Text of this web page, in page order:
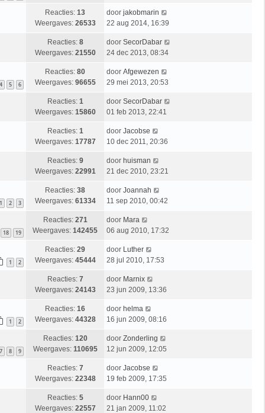
Reacties: 13
Weergaves: 26533
door jakobmarin
22 aug 2014, 16:39
Reacties: 8
Weergaves: 21550
door SecorDabar
24 dec 2013, 08:34
4 5 6
Reacties: 80
Weergaves: 96655
door Afgewezen
29 mei 2013, 20:53
Reacties: 1
Weergaves: 15860
door SecorDabar
01 feb 2013, 22:41
Reacties: 1
Weergaves: 17787
door Jacobse
10 dec 2011, 20:36
Reacties: 9
Weergaves: 22991
door huisman
21 dec 2010, 23:21
1 2 3
Reacties: 38
Weergaves: 61334
door Joannah
11 sep 2010, 00:42
18 19
Reacties: 271
Weergaves: 142455
door Mara
06 aug 2010, 17:32
1 2
Reacties: 29
Weergaves: 45444
door Luther
28 jul 2010, 17:53
Reacties: 7
Weergaves: 24143
door Marnix
23 jun 2009, 13:36
1 2
Reacties: 16
Weergaves: 44328
door helma
16 jun 2009, 08:16
7 8 9
Reacties: 120
Weergaves: 110695
door Zonderling
12 jun 2009, 12:05
Reacties: 7
Weergaves: 22348
door Jacobse
19 feb 2009, 17:35
Reacties: 5
Weergaves: 22557
door Hann00
21 jan 2009, 11:02